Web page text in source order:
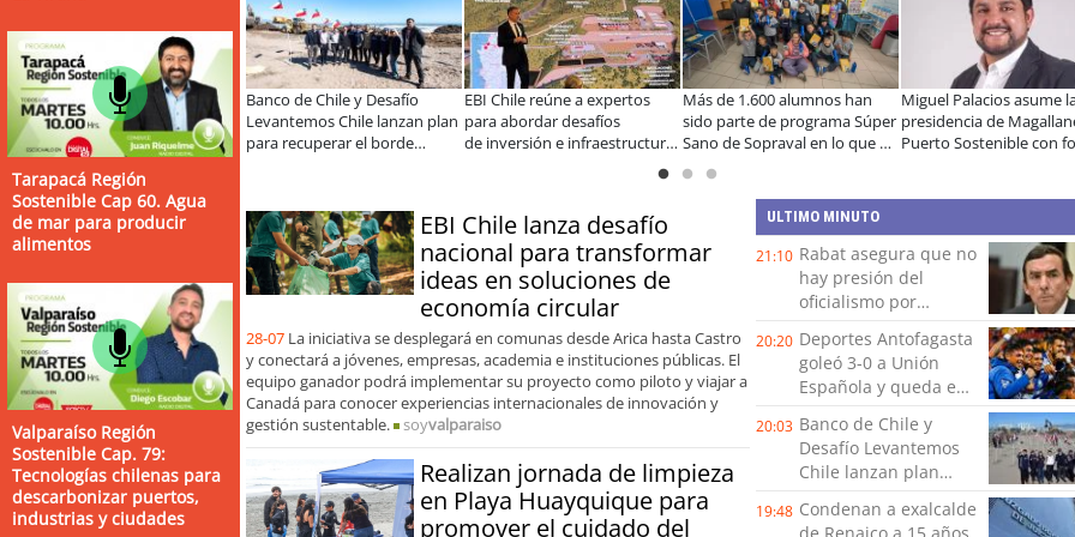
Tarapacá Región
Sostenible Cap 60. Agua
de mar para producir
alimentos
Valparaíso Región
Sostenible Cap. 79:
Tecnologías chilenas para
descarbonizar puertos,
industrias y ciudades
plan
la
EBI Chile reúne a expertos
para abordar desafíos
de inversión e infraestructura
en gestión circular de residuos
Más de 1.600 alumnos han
sido parte de programa Súper
Sano de Sopraval en lo que va
Miguel Palacios asume la
presidencia de Magallanes
Puerto Sostenible con foco en
la vinculación ciudadana
Estudiantes de la UCN
desarrollan tecnología para
modernizar la operación de
Educación y
público-privada
Araucanía:
EBI Chile lanza desafío
nacional para transformar
ideas en soluciones de
economía circular
28-07 La iniciativa se desplegará en comunas desde Arica hasta Castro
y conectará a jóvenes, empresas, academia e instituciones públicas. El
equipo ganador podrá implementar su proyecto como piloto y viajar a
Canadá para conocer experiencias internacionales de innovación y
gestión sustentable.
soyvalparaiso
Realizan jornada de limpieza
en Playa Huayquique para
promover el cuidado del
ULTIMO MINUTO
21:10 Rabat asegura que no
hay presión del
oficialismo por
indultos: "Acá existe
un derecho de
petición"
20:20 Deportes Antofagasta
goleó 3-0 a Unión
Española y queda en
el tercer puesto de la
Liga del Ascenso
20:03 Banco de Chile y
Desafío Levantemos
Chile lanzan plan
para recuperar el
borde costero y
19:48 Condenan a exalcalde